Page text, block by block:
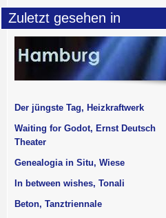
Zuletzt gesehen in
Der jüngste Tag, Heizkraftwerk
Waiting for Godot, Ernst Deutsch
Theater
Genealogia in Situ, Wiese
In between wishes, Tonali
Beton, Tanztriennale